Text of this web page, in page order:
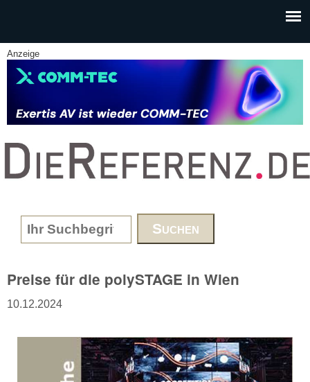
Anzeige
www.DieReferenz.de
Search form
Preise für die polySTAGE in Wien
10.12.2024